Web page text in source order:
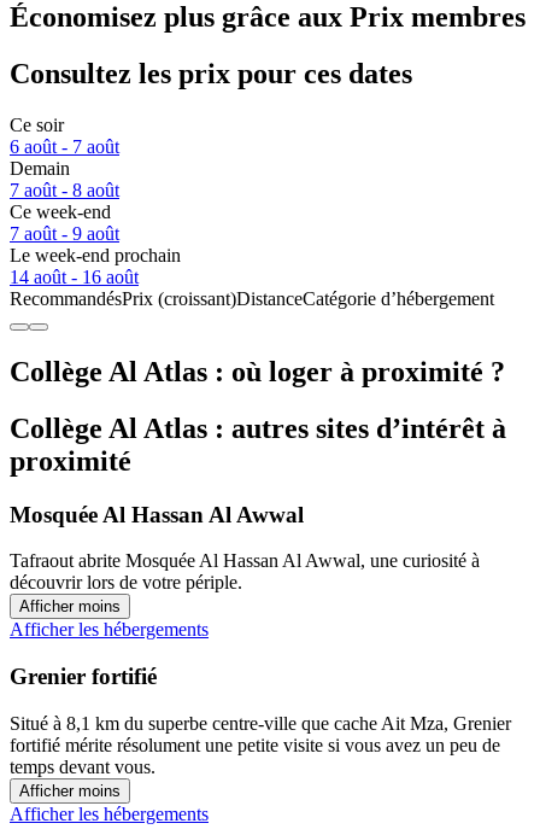
Économisez plus grâce aux Prix membres
Consultez les prix pour ces dates
Ce soir
6 août - 7 août
Demain
7 août - 8 août
Ce week-end
7 août - 9 août
Le week-end prochain
14 août - 16 août
RecommandésPrix (croissant)DistanceCatégorie d’hébergement
Collège Al Atlas : où loger à proximité ?
Collège Al Atlas : autres sites d’intérêt à
proximité
Mosquée Al Hassan Al Awwal
Tafraout abrite Mosquée Al Hassan Al Awwal, une curiosité à
découvrir lors de votre périple.
Afficher moins
Afficher les hébergements
Grenier fortifié
Situé à 8,1 km du superbe centre-ville que cache Ait Mza, Grenier
fortifié mérite résolument une petite visite si vous avez un peu de
temps devant vous.
Afficher moins
Afficher les hébergements